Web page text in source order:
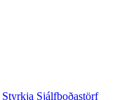
Styrkja Sjálfboðastörf